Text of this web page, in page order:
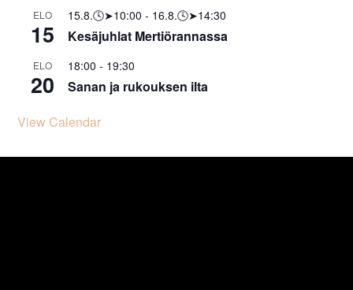
ELO
15
15.8.🕓➤10:00 - 16.8.🕓➤14:30
Kesäjuhlat Mertiörannassa
ELO
20
18:00 - 19:30
Sanan ja rukouksen ilta
View Calendar